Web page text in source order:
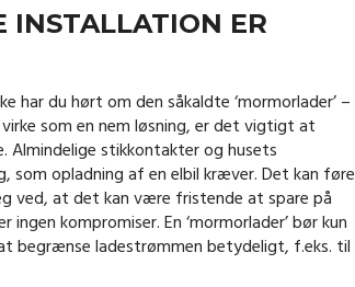
INSTALLATION ER
du hørt om den såkaldte ‘mormorlader’ –
som en nem løsning, er det vigtigt at
Almindelige stikkontakter og husets
som opladning af en elbil kræver. Det kan føre
ved, at det kan være fristende at spare på
kompromiser. En ‘mormorlader’ bør kun
begrænse ladestrømmen betydeligt, f.eks. til